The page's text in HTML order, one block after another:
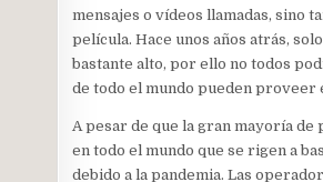
mensajes o vídeos llamadas, sino
película. Hace unos años atrás,
bastante alto, por ello no todos
de todo el mundo pueden proveer
A pesar de que la gran mayoría
en todo el mundo que se rigen a
debido a la pandemia. Las